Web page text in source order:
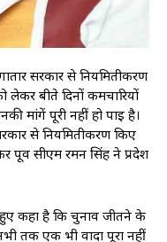
सरकार से नियमितीकरण
बीते दिनों कर्मचारियों
मांगें पूरी नहीं हो पाई है।
से नियमितीकरण किए
पूर्व सीएम रमन सिंह ने प्रदेश
हुए कहा है कि चुनाव जीतने के
तक एक भी वादा पूरा नहीं